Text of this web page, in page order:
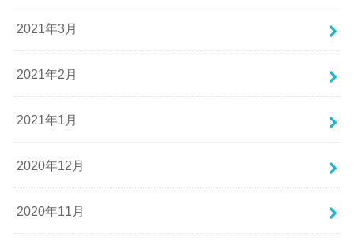
2021年3月
2021年2月
2021年1月
2020年12月
2020年11月